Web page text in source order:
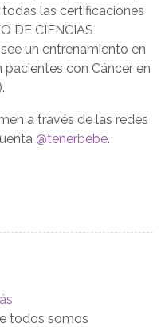
las certificaciones
DE CIENCIAS
un entrenamiento en
pacientes con Cáncer en
a través de las redes
@tenerbebe.
todos somos